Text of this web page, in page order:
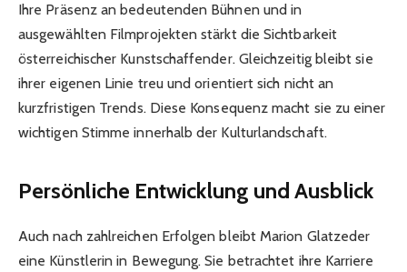
Ihre Präsenz an bedeutenden Bühnen und in
ausgewählten Filmprojekten stärkt die Sichtbarkeit
österreichischer Kunstschaffender. Gleichzeitig bleibt sie
ihrer eigenen Linie treu und orientiert sich nicht an
kurzfristigen Trends. Diese Konsequenz macht sie zu einer
wichtigen Stimme innerhalb der Kulturlandschaft.
Persönliche Entwicklung und Ausblick
Auch nach zahlreichen Erfolgen bleibt Marion Glatzeder
eine Künstlerin in Bewegung. Sie betrachtet ihre Karriere